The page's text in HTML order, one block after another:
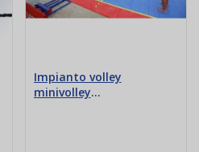
Impianto volley
minivolley